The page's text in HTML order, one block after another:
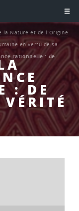
: DE
VÉRITÉ
la Nature et de l’Origine
en vertu de sa
rationnelle : de